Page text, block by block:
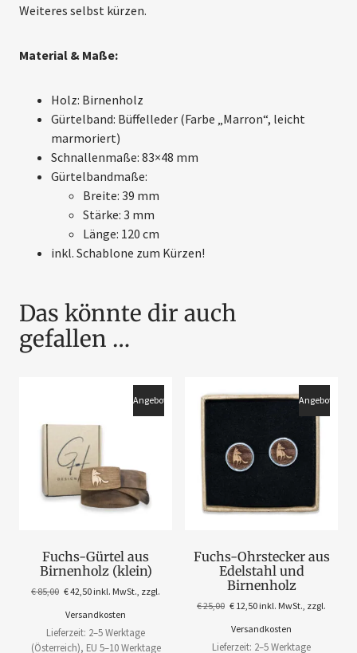
Weiteres selbst kürzen.
Material & Maße:
Holz: Birnenholz
Gürtelband: Büffelleder (Farbe „Marron“, leicht
marmoriert)
Schnallenmaße: 83×48 mm
Gürtelbandmaße:
Breite: 39 mm
Stärke: 3 mm
Länge: 120 cm
inkl. Schablone zum Kürzen!
Das könnte dir auch
gefallen …
Angebot!
Fuchs-Gürtel aus
Birnenholz (klein)
€85,00 €42,50 inkl. MwSt., zzgl.
Versandkosten
Lieferzeit: 2–5 Werktage
(Österreich), EU 5–10 Werktage
Angebot!
Fuchs-Ohrstecker aus
Edelstahl und
Birnenholz
€25,00 € 12,50 inkl. MwSt., zzgl.
Versandkosten
Lieferzeit: 2–5 Werktage